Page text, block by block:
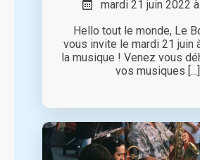
mardi 21 juin 2022
Hello tout le monde, Le
vous invite le mardi 21 juin
la musique ! Venez vous
vos musiques [...]